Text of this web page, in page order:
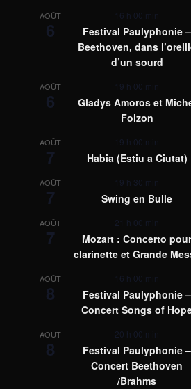
AOÛT
6
16 h 00 min
Festival Paulyphonie –
Beethoven, dans
d’un sourd
AOÛT
6
19 h 00 min
Gladys Amoros et
Foizon
AOÛT
7
19 h 00 min
Habia (Estiu a Ciutat)
AOÛT
7
19 h 30 min
Swing en Bulle
AOÛT
7
21 h 00 min
Mozart : Concerto pour
clarinette et Grande
AOÛT
8
16 h 00 min
Festival Paulyphonie –
Concert Songs of
AOÛT
8
20 h 00 min
Festival Paulyphonie –
Concert Beethoven
/Brahms